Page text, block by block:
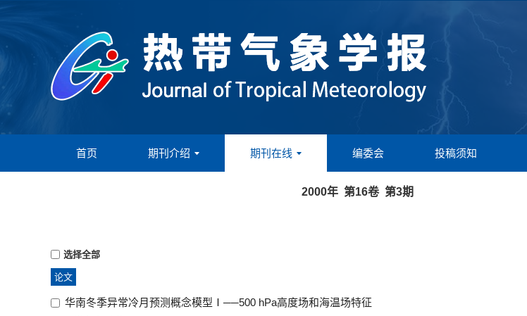
首页 期刊介绍 期刊在线 编委会 投稿须知
2000年 第16卷 第3期
选择全部
论文
华南冬季异常冷月预测概念模型Ⅰ──500 hPa高度场和海温场特征